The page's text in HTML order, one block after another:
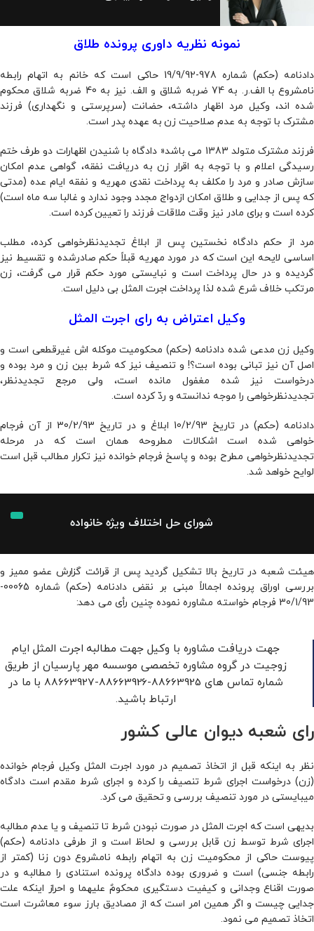
نمونه نظریه داوری پرونده طلاق
دادنامه (حکم) شماره 978-19/9/92 حاکی است که خانم به اتهام رابطه
نامشروع با الف.ر. به 74 ضربه شلاق و الف. نیز به 40 ضربه شلاق محکوم
شده اند، وکیل مرد اظهار داشته، حضانت (سرپرستی و نگهداری) فرزند
مشترک با توجه به عدم صلاحیت زن به عهده پدر است.
فرزند مشترک متولد 1383 می باشد« دادگاه با شنیدن اظهارات دو طرف ختم
رسیدگی اعلام و با توجه به اقرار زن به دریافت نفقه، گواهی عدم امکان
سازش صادر و مرد را مکلف به پرداخت نقدی مهریه و نفقه ایام عده (مدتی
که پس از جدایی و طلاق امکان ازدواج مجدد وجود ندارد و غالبا سه ماه است)
کرده است و برای مادر نیز وقت ملاقات فرزند را تعیین کرده است.
مرد از حکم دادگاه نخستین پس از ابلاغ تجدیدنظرخواهی کرده، مطلب
اساسی لایحه این است که در مورد مهریه قبلاً حکم صادرشده و تقسیط نیز
گردیده و در حال پرداخت است و نبایستی مورد حکم قرار می گرفت، زن
مرتکب خلاف شرع شده لذا پرداخت اجرت المثل بی دلیل است.
وکیل اعتراض به رای اجرت المثل
وکیل زن مدعی شده دادنامه (حکم) محکومیت موکله اش غیرقطعی است و
اصل آن نیز تبانی بوده است؟! و تنصیف نیز که شرط بین زن و مرد بوده و
درخواست نیز شده مغفول مانده است، ولی مرجع تجدیدنظر،
تجدیدنظرخواهی را موجه ندانسته و ردّ کرده است.
دادنامه (حکم) در تاریخ 10/2/93 ابلاغ و در تاریخ 30/2/93 از آن فرجام
خواهی شده است اشکالات مطروحه همان است که در مرحله
تجدیدنظرخواهی مطرح بوده و پاسخ فرجام خوانده نیز تکرار مطالب قبل است
لوایح خواهد شد.
شورای حل اختلاف ویژه خانواده
هیئت شعبه در تاریخ بالا تشکیل گردید پس از قرائت گزارش عضو ممیز و
بررسی اوراق پرونده اجمالاً مبنی بر نقض دادنامه (حکم) شماره 00065-
30/1/93 فرجام خواسته مشاوره نموده چنین رأی می دهد:
جهت دریافت مشاوره با وکیل جهت مطالبه اجرت المثل ایام
زوجیت در گروه مشاوره تخصصی موسسه مهر پارسیان از طریق
شماره تماس های 88663925-88663926-88663927 با ما در
ارتباط باشید.
رای شعبه دیوان عالی کشور
نظر به اینکه قبل از اتخاذ تصمیم در مورد اجرت المثل وکیل فرجام خوانده
(زن) درخواست اجرای شرط تنصیف را کرده و اجرای شرط مقدم است دادگاه
میبایستی در مورد تنصیف بررسی و تحقیق می کرد.
بدیهی است که اجرت المثل در صورت نبودن شرط تا تنصیف و یا عدم مطالبه
اجرای شرط توسط زن قابل بررسی و لحاظ است و از طرفی دادنامه (حکم)
پیوست حاکی از محکومیت زن به اتهام رابطه نامشروع دون زنا (کمتر از
رابطه جنسی) است و ضروری بوده دادگاه پرونده استنادی را مطالبه و در
صورت اقناع وجدانی و کیفیت دستگیری محکومٌ علیهما و احراز اینکه علت
جدایی چیست و اگر همین امر است که از مصادیق بارز سوء معاشرت است
اتخاذ تصمیم می نمود.